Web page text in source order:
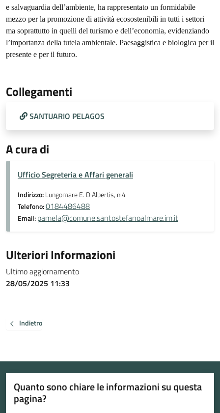
e salvaguardia dell’ambiente, ha rappresentato un formidabile
mezzo per la promozione di attività ecosostenibili in tutti i settori
ma soprattutto in quelli del turismo e dell’economia, evidenziando
l’importanza della tutela ambientale. Paesaggistica e biologica per il
presente e per il futuro.
Collegamenti
SANTUARIO PELAGOS
A cura di
Ufficio Segreteria e Affari generali
Indirizzo:Lungomare E. D Albertis, n.4
Telefono:0184486488
Email:pamela@comune.santostefanoalmare.im.it
Ulteriori Informazioni
Ultimo aggiornamento
28/05/2025 11:33
Indietro
Quanto sono chiare le informazioni su questa
pagina?